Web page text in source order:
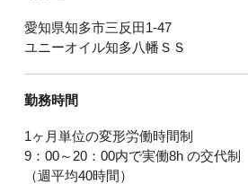
愛知県知多市三反田1-47
ユニーオイル知多八幡ＳＳ
勤務時間
1ヶ月単位の変形労働時間制
9：00～20：00内で実働8h の交代制
（週平均40時間）